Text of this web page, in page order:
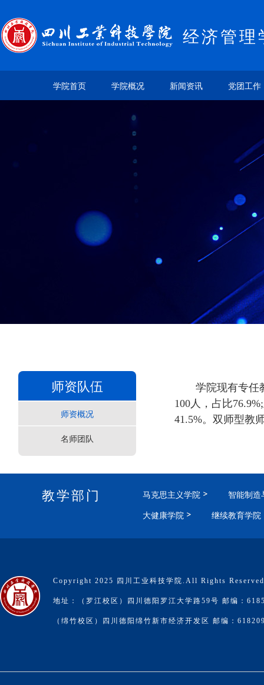
经济管理
学院首页 学院概况 新闻资讯 党团工作
师资队伍
师资概况
名师团队
学院现有专任
100人，占比
41.5%。双师型教
教学部门 马克思主义学院
智能制造
大健康学院
继续教育学院
Copyright 2025 四川工业科技学院.All Rights
地址：（罗江校区）四川德阳罗江大学路59号 邮编：
（绵竹校区）四川德阳绵竹新市经济开发区 邮编：